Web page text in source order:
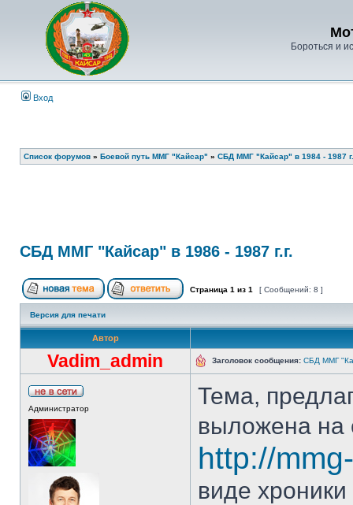
Бороться и
Вход
Список форумов » Боевой путь ММГ "Кайсар" » СБД ММГ "Кайсар" в 1984 - 1987
СБД ММГ "Кайсар" в 1986 - 1987 г.г.
Страница 1 из 1 [ Сообщений: 8 ]
Версия для печати
Автор
Vadim_admin Заголовок сообщения: СБД ММГ
Администратор
Тема,
выложена на
http://
виде